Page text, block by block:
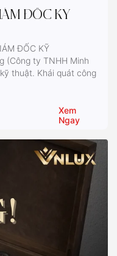
ĐỐC KỸ
ĐỐC KỸ
(Công ty TNHH Minh
thuật. Khái quát công
Xem
Ngay